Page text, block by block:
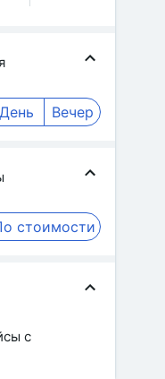
День Вечер
стоимости
с